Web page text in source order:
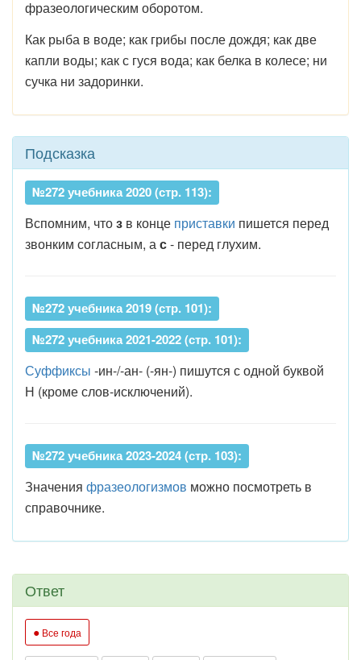
фразеологическим оборотом.
Как рыба в воде; как грибы после дождя; как две
капли воды; как с гуся вода; как белка в колесе; ни
сучка ни задоринки.
Подсказка
№272 учебника 2020 (стр. 113):
Вспомним, чтоз в конце приставки пишется перед
звонким согласным, ас- перед глухим.
№272 учебника 2019 (стр. 101):
№272 учебника 2021-2022 (стр. 101):
Суффиксы -ин-/-ан- (-ян-) пишутся с одной буквой
Н (кроме слов-исключений).
№272 учебника 2023-2024 (стр. 103):
Значения фразеологизмов можно посмотреть в
справочнике.
Ответ
● Все года